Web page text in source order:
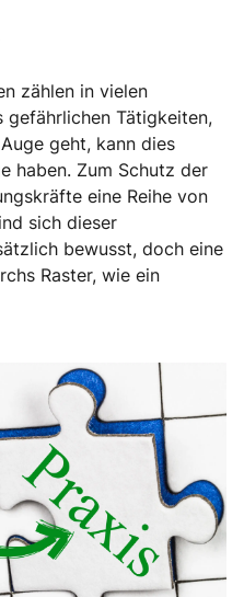
zählen in vielen
gefährlichen Tätigkeiten,
geht, kann dies
haben. Zum Schutz der
eine Reihe von
sich dieser
bewusst, doch eine
Raster, wie ein